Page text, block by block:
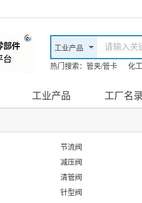
热门搜索： 管夹/管卡 化工
工业产品 工厂名录
节流阀
减压阀
清管阀
针型阀